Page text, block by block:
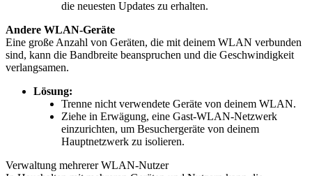
die neuesten Updates zu erhalten.
Andere WLAN-Geräte
Eine große Anzahl von Geräten, die mit deinem WLAN verbunden
sind, kann die Bandbreite beanspruchen und die Geschwindigkeit
verlangsamen.
Lösung:
Trenne nicht verwendete Geräte von deinem WLAN.
Ziehe in Erwägung, eine Gast-WLAN-Netzwerk
einzurichten, um Besuchergeräte von deinem
Hauptnetzwerk zu isolieren.
Verwaltung mehrerer WLAN-Nutzer